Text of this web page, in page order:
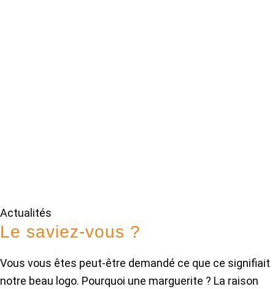
Actualités
Le saviez-vous ?
Vous vous êtes peut-être demandé ce que ce signifiait
notre beau logo. Pourquoi une marguerite ? La raison